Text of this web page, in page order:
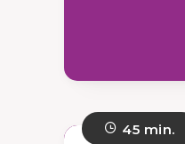
45 min.